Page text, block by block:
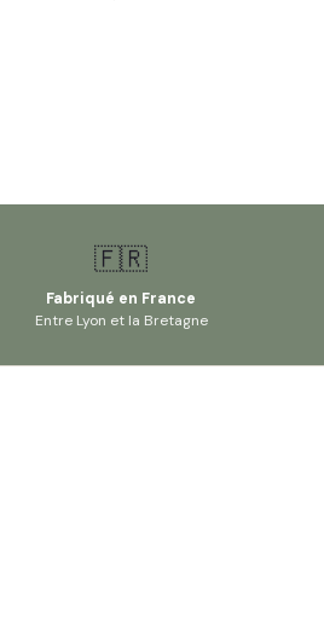
🇫🇷
Fabriqué en France
Entre Lyon et la Bretagne